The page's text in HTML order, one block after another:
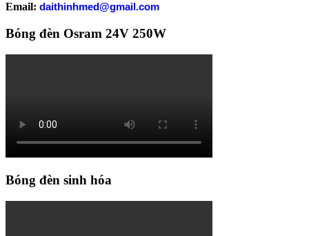
Email: daithinhmed@gmail.com
Bóng đèn Osram 24V 250W
Bóng đèn sinh hóa